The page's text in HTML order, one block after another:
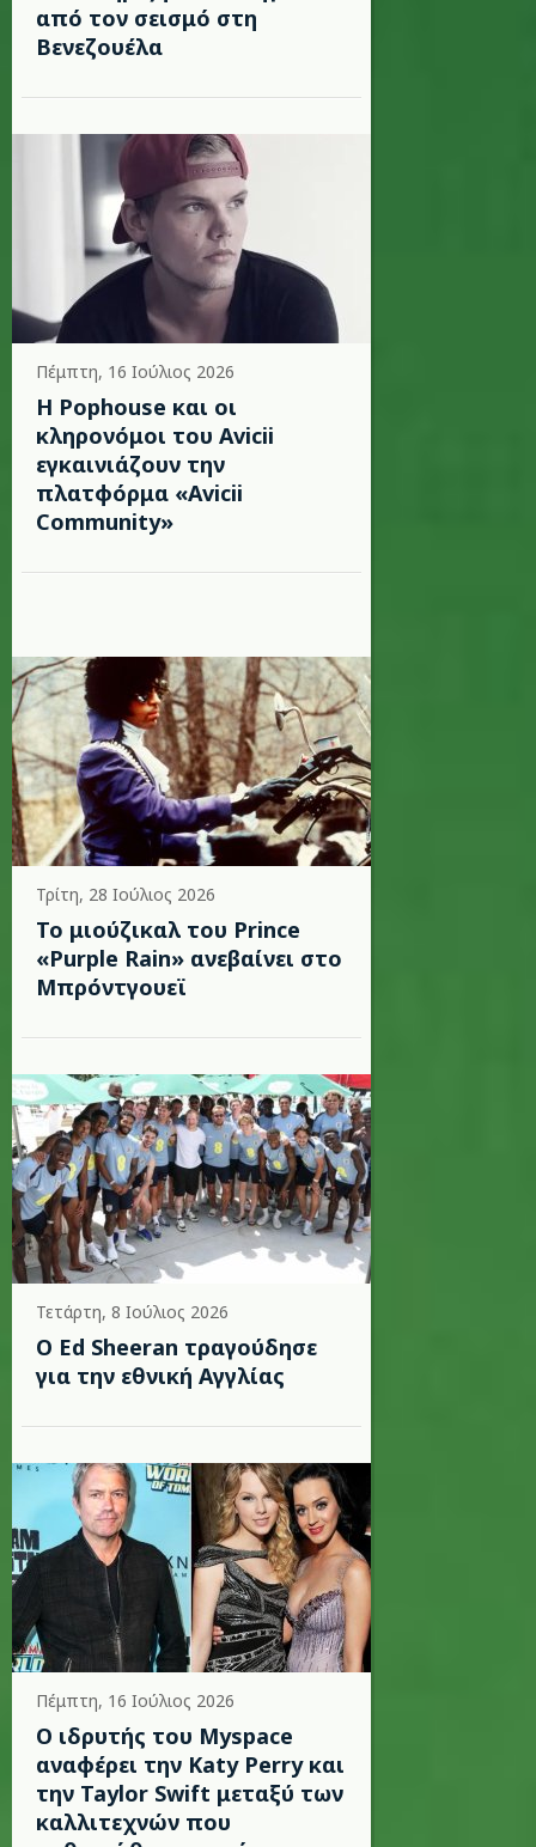
από τον σεισμό στη
Βενεζουέλα
Πέμπτη, 16 Ιούλιος 2026
Η Pophouse και οι
κληρονόμοι του Avicii
εγκαινιάζουν την
πλατφόρμα «Avicii
Community»
Τρίτη, 28 Ιούλιος 2026
Το μιούζικαλ του Prince
«Purple Rain» ανεβαίνει στο
Μπρόντγουεϊ
Τετάρτη, 8 Ιούλιος 2026
Ο Ed Sheeran τραγούδησε
για την εθνική Αγγλίας
Πέμπτη, 16 Ιούλιος 2026
Ο ιδρυτής του Myspace
αναφέρει την Katy Perry και
την Taylor Swift μεταξύ των
καλλιτεχνών που